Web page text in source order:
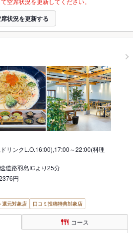
状況を更新する
リンクL.O.16:00),17:00～22:00(料理
道路羽島ICより25分
円
還元対象店 口コミ投稿特典対象店
コース